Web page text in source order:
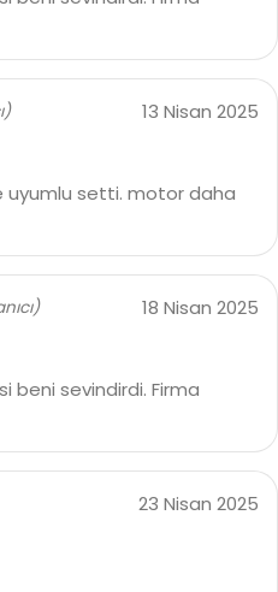
13 Nisan 2025
uyumlu setti. motor daha
18 Nisan 2025
beni sevindirdi. Firma
23 Nisan 2025